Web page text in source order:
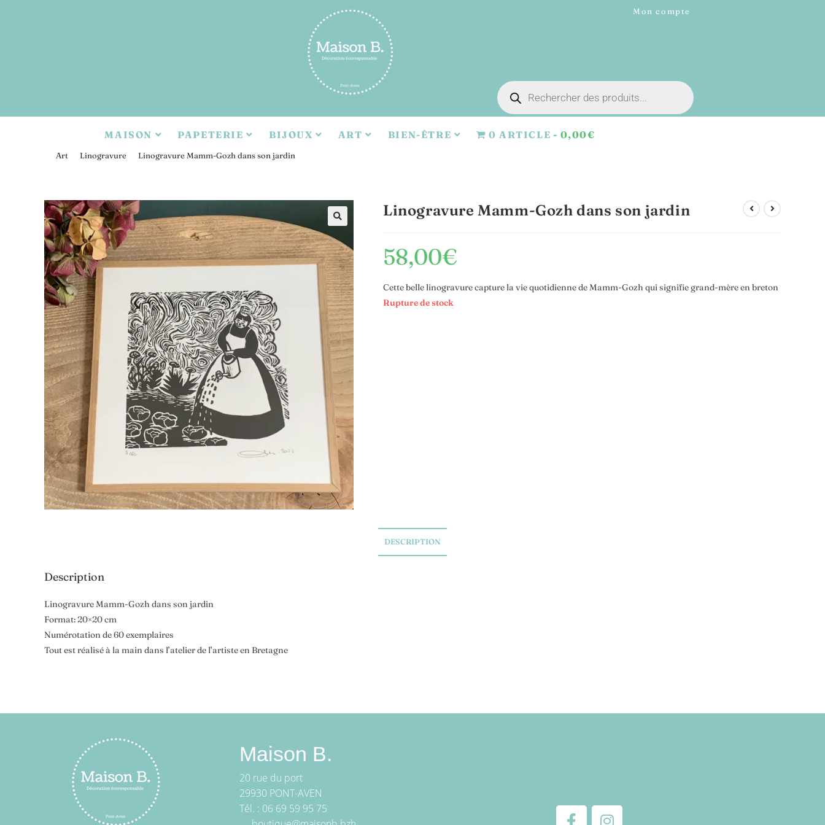
Mon compte
MAISON PAPETERIE BIJOUX ART BIEN-ÊTRE 0 ARTICLE 0,00€
Art Linogravure Linogravure Mamm-Gozh dans son jardin
Linogravure Mamm-Gozh dans son jardin
58,00€
Cette belle linogravure capture la vie quotidienne de Mamm-Gozh qui signifie grand-mère en breton
Rupture de stock
DESCRIPTION
Description
Linogravure Mamm-Gozh dans son jardin
Format: 20×20 cm
Numérotation de 60 exemplaires
Tout est réalisé à la main dans l’atelier de l’artiste en Bretagne
Maison B.
20 rue du port
29930 PONT-AVEN
Tél. : 06 69 59 95 75